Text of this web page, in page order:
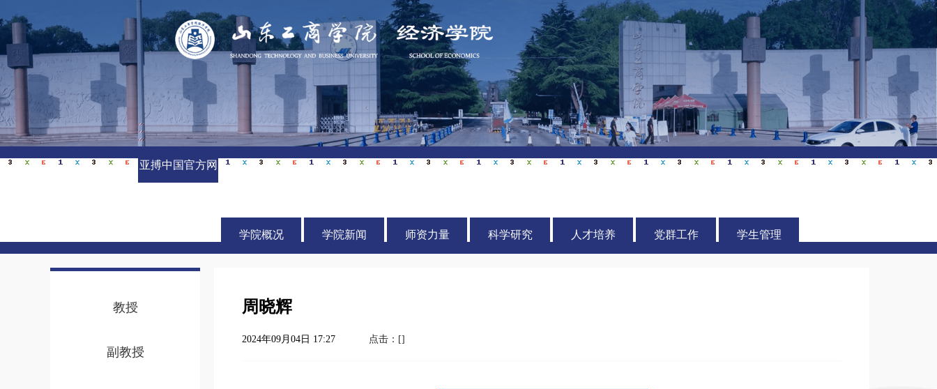
亚搏中国官方网
学院概况 学院新闻 师资力量 科学研究 人才培养 党群工作 学生管理
教授
副教授
周晓辉
2024年09月04日 17:27 点击：[]